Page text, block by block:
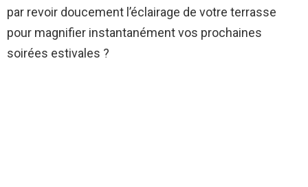
par revoir doucement l’éclairage de votre terrasse
pour magnifier instantanément vos prochaines
soirées estivales ?